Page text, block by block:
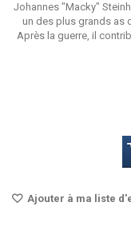
Johannes "Macky"
un des plus grands as
Après la guerre, il
Ajouter à ma liste